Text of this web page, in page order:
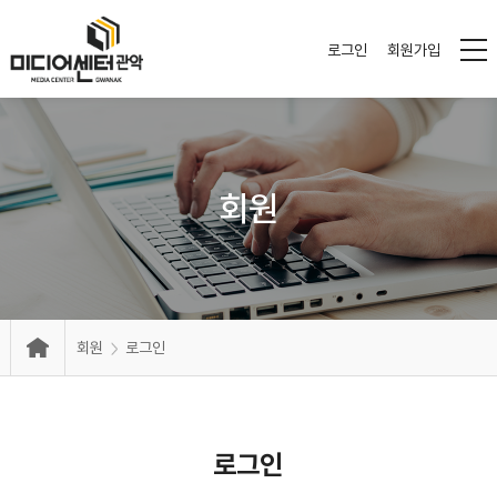
로그인 회원가입
회원
회원 로그인
로그인